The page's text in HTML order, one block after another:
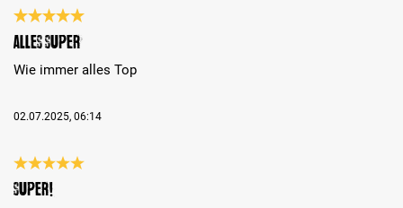
Bewertung mit 5 von 5 Sternen
Alles Super
Wie immer alles Top
02.07.2025, 06:14
Bewertung mit 5 von 5 Sternen
Super!